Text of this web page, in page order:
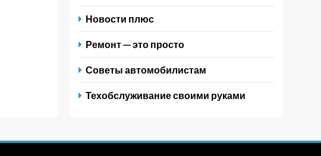
Новости плюс
Ремонт — это просто
Советы автомобилистам
Техобслуживание своими руками